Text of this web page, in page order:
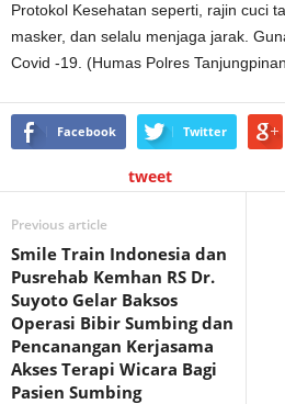
Protokol Kesehatan seperti, rajin cuci
masker, dan selalu menjaga jarak.
Covid -19. (Humas Polres
Facebook Twitter
tweet
Previous article
Smile Train Indonesia dan
Pusrehab Kemhan RS Dr.
Suyoto Gelar Baksos
Operasi Bibir Sumbing dan
Pencanangan Kerjasama
Akses Terapi Wicara Bagi
Pasien Sumbing